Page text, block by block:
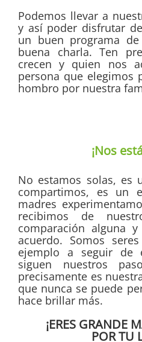
Podemos llevar a
y así poder disfrutar
un buen programa
buena charla. Ten
crecen y quien nos
persona que elegimos
hombro por nuestra
¡Nos
No estamos solas, es
compartimos, es un
madres
recibimos de
comparación alguna
acuerdo. Somos
ejemplo a seguir de
siguen nuestros
precisamente es
que nunca se puede
hace brillar más.
¡ERES GRANDE
POR TU